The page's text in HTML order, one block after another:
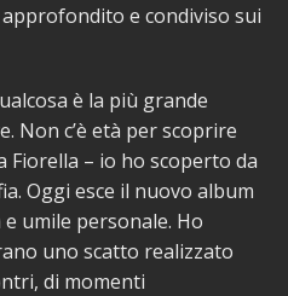
e condiviso sui
è la più grande
Non c’è età per scoprire
Fiorella – io ho scoperto da
Oggi esce il nuovo album
e umile personale. Ho
uno scatto realizzato
di momenti